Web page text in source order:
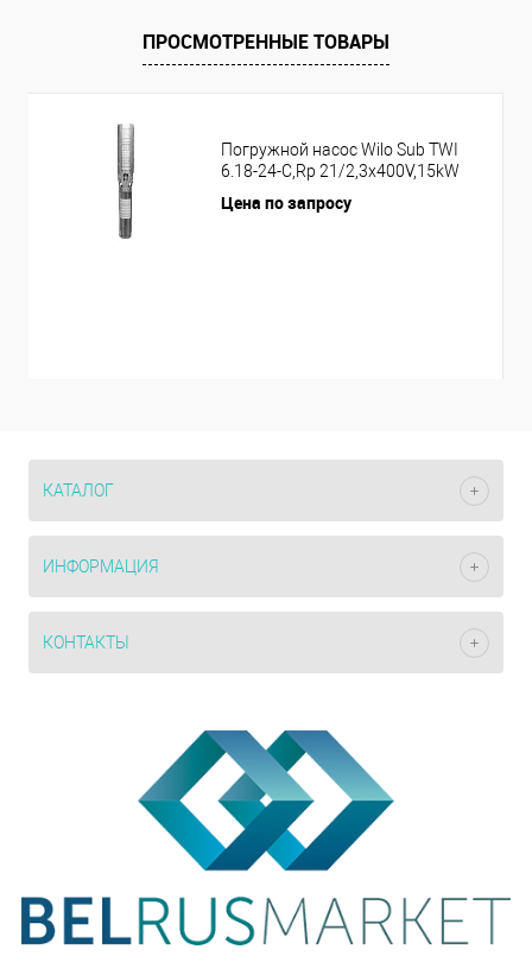
ПРОСМОТРЕННЫЕ ТОВАРЫ
Погружной насос Wilo Sub TWI
6.18-24-C,Rp 21/2,3x400V,15kW
Цена по запросу
КАТАЛОГ
ИНФОРМАЦИЯ
КОНТАКТЫ